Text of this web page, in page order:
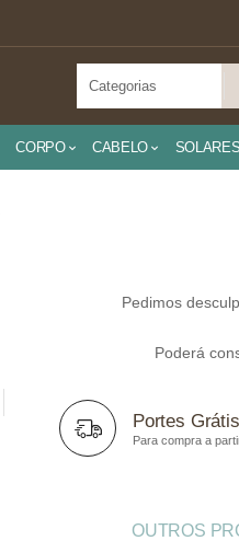
CORPO CABELO SOLARES
Pedimos
Poderá
Portes Grátis
Para compra a
OUTROS